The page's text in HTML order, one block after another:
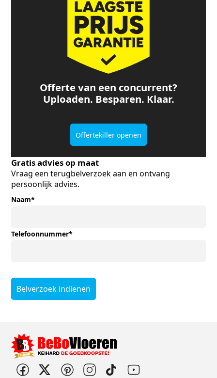
Offerte van een concurrent?
Uploaden. Besparen. Klaar.
Offertekiller openen
Gratis advies op maat
Vraag een terugbelverzoek aan en ontvang
persoonlijk advies.
Naam*
Telefoonnummer*
Belverzoek indienen